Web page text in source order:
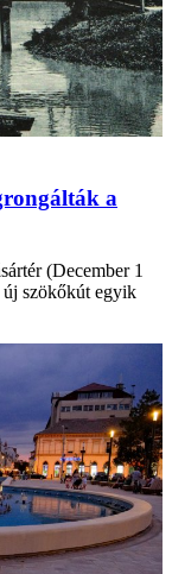
a
(December 1
új szökőkút egyik